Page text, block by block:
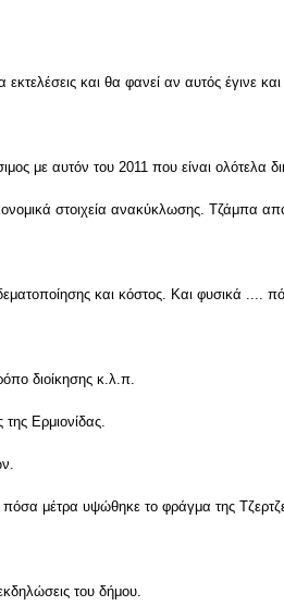
και θα φανεί αν αυτός έγινε
με αυτόν του 2011 που είναι ολότελα
στοιχεία ανακύκλωσης. Τζάμπα
και κόστος. Και φυσικά ....
διοίκησης κ.λ.π.
Ερμιονίδας.
μέτρα υψώθηκε το φράγμα της
του δήμου.